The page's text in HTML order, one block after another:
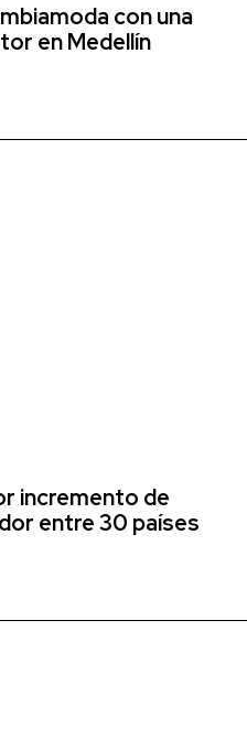
con una
en Medellín
incremento de
entre 30 países